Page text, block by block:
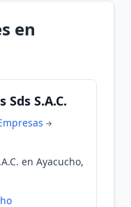
en
S.A.C.
en Ayacucho,